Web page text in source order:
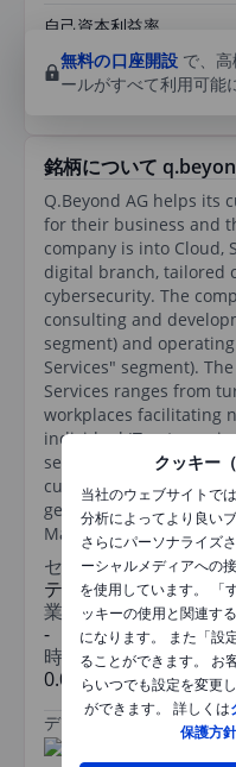
クッキー
当社のウェブサイトで
分析によってより良い
さらにパーソナライズ
ーシャルメディアへの
を使用しています。 「
ッキーの使用と関連す
になります。 また「設
ることができます。 お
らいつでも設定を変更
ができます。 詳しくは
保護方針
自己資本利益率
無料の口座開設 で、
ールがすべて利用可能
銘柄について
Q.Beyond AG helps its
for their business and
company is into Cloud,
digital branch, tailored
cybersecurity. The
consulting and
segment) and
Services" segment).
Services ranges from
workplaces facilitating
individual IT
segment comprises a
customised
generates the majority
Managed Services
セクター
テクノロジー
業種
-
時価総額
0.086209014bn
データ提供元